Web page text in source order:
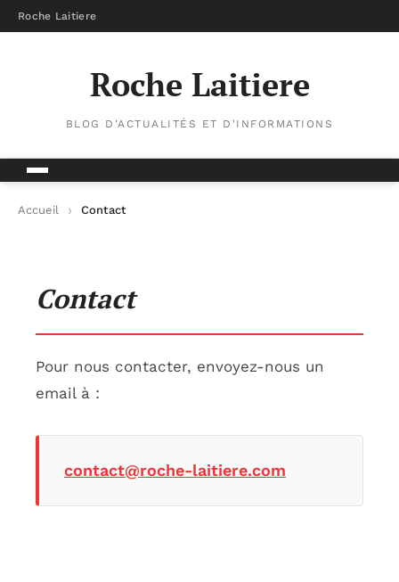
Roche Laitiere
Roche Laitiere
BLOG D'ACTUALITÉS ET D'INFORMATIONS
Accueil Contact
Contact
Pour nous contacter, envoyez-nous un
email à :
contact@roche-laitiere.com